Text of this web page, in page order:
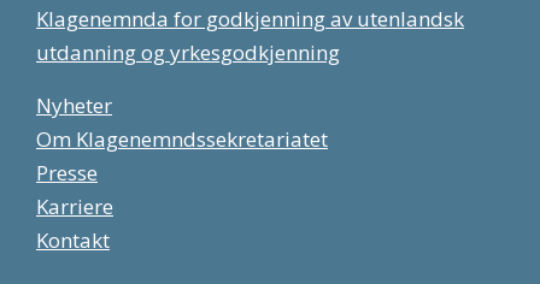
Klagenemnda for godkjenning av utenlandsk
utdanning og yrkesgodkjenning
Nyheter
Om Klagenemndssekretariatet
Presse
Karriere
Kontakt